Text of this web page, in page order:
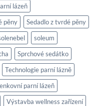
lázeň
pěny
Sedadlo z tvrdé pěny
soleum
Sprchové sedátko
Technologie parní lázně
parní lázeň
Výstavba wellness zařízení